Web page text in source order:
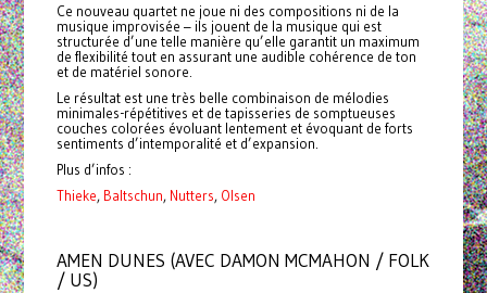
Ce nouveau quartet ne joue ni des compositions ni de la
musique improvisée – ils jouent de la musique qui est
structurée d’une telle manière qu’elle garantit un maximum
de flexibilité tout en assurant une audible cohérence de ton
et de matériel sonore.
Le résultat est une très belle combinaison de mélodies
minimales-répétitives et de tapisseries de somptueuses
couches colorées évoluant lentement et évoquant de forts
sentiments d’intemporalité et d’expansion.
Plus d’infos :
Thieke, Baltschun, Nutters, Olsen
AMEN DUNES (AVEC DAMON MCMAHON / FOLK
/ US)